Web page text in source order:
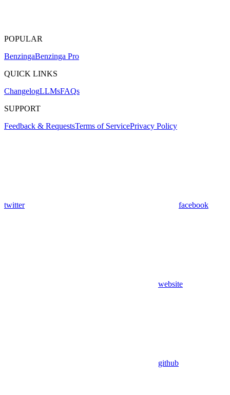
POPULAR
BenzingaBenzinga Pro
QUICK LINKS
ChangelogLLMsFAQs
SUPPORT
Feedback & RequestsTerms of ServicePrivacy Policy
twitter facebook
website
github